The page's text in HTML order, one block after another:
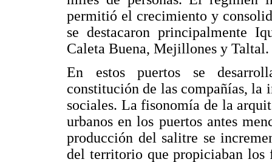
permitió el crecimiento y
se destacaron principalmente
Caleta Buena, Mejillones y Taltal.
En estos puertos se
constitución de las compañías, la
sociales. La fisonomía de la
urbanos en los puertos antes
producción del salitre se
del territorio que propiciaban